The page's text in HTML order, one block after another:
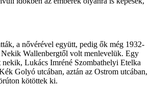
a nővérével együtt, pedig ők még 1932-
Wallenbergtől volt menlevelük. Egy
Lukács Imréné Szombathelyi Etelka
Golyó utcában, aztán az Ostrom utcában,
kötöttek ki.